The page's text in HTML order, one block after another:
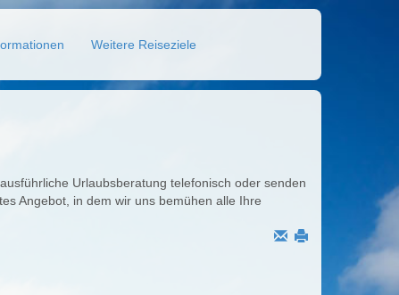
Weitere Reiseziele
Urlaubsberatung telefonisch oder senden
Angebot, in dem wir uns bemühen alle Ihre